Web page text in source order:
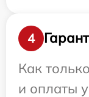
4
Как
и оплаты